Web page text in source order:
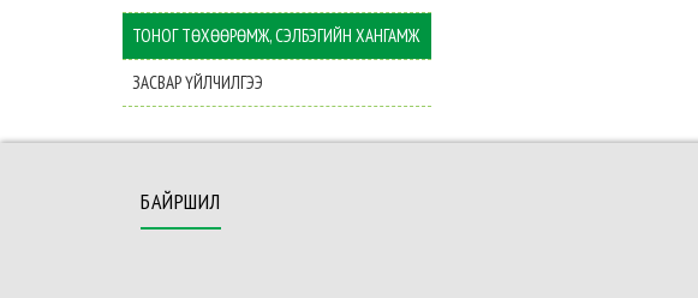
ТОНОГ ТӨХӨӨРӨМЖ, СЭЛБЭГИЙН ХАНГАМЖ
ЗАСВАР ҮЙЛЧИЛГЭЭ
БАЙРШИЛ